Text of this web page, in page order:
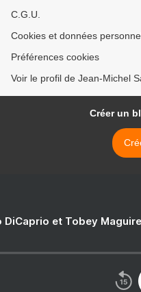
C.G.U.
Cookies et données
Préférences cookies
Voir le profil de Jean-Michel
Créer un
DiCaprio et Tobey